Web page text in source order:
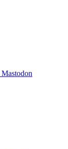
Mastodon